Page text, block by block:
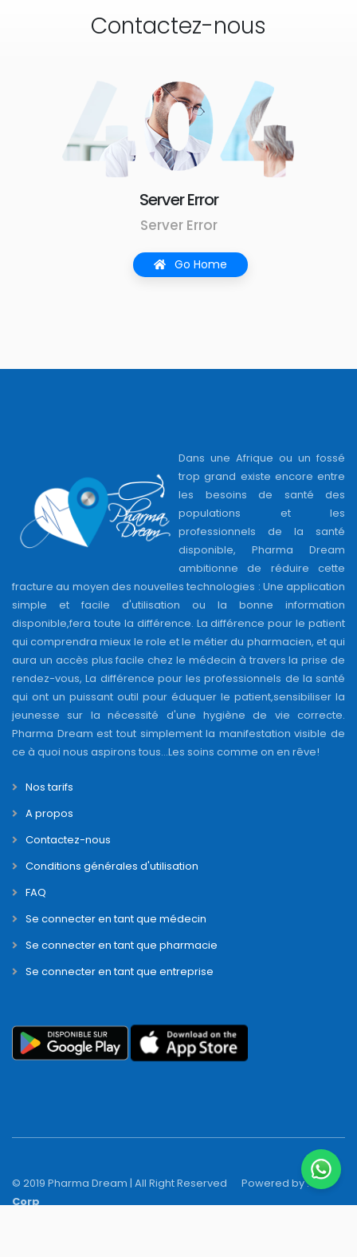
Contactez-nous
Server Error
Server Error
Go Home
Dans une Afrique ou un fossé
trop grand existe encore entre
les besoins de santé des
populations et les
professionnels de la santé
disponible, Pharma Dream
ambitionne de réduire cette
fracture au moyen des nouvelles technologies : Une application
simple et facile d'utilisation ou la bonne information
disponible,fera toute la différence. La différence pour le patient
qui comprendra mieux le role et le métier du pharmacien, et qui
aura un accès plus facile chez le médecin à travers la prise de
rendez-vous, La différence pour les professionnels de la santé
qui ont un puissant outil pour éduquer le patient,sensibiliser la
jeunesse sur la nécessité d'une hygiène de vie correcte.
Pharma Dream est tout simplement la manifestation visible de
ce à quoi nous aspirons tous...Les soins comme on en rêve!
Nos tarifs
A propos
Contactez-nous
Conditions générales d'utilisation
FAQ
Se connecter en tant que médecin
Se connecter en tant que pharmacie
Se connecter en tant que entreprise
© 2019 Pharma Dream | All Right Reserved Powered by :N-Y
Corp